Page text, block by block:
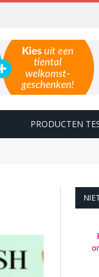
PRODUCTEN